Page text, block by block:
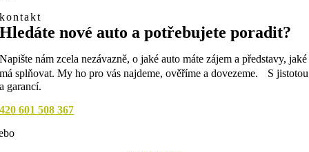
kontakt
Hledáte nové auto a potřebujete poradit?
Napište nám zcela nezávazně, o jaké auto máte zájem a představy, jaké
má splňovat. My ho pro vás najdeme, ověříme a dovezeme. S jistotou
a garancí.
601 508 367